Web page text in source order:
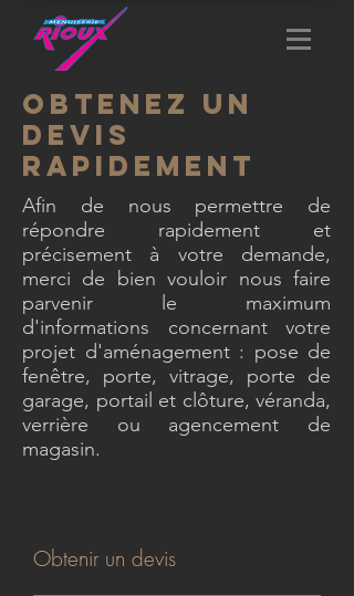
Obtenez un
devis
rapidement
Afin de nous permettre de
répondre rapidement et
précisement à votre demande,
merci de bien vouloir nous faire
parvenir le maximum
d'informations concernant votre
projet d'aménagement : pose de
fenêtre, porte, vitrage, porte de
garage, portail et clôture, véranda,
verrière ou agencement de
magasin.
Obtenir un devis